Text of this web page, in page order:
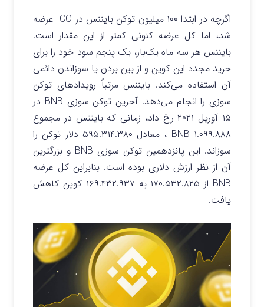
اگرچه در ابتدا ۱۰۰ میلیون توکن بایننس در ICO عرضه
شد، اما کل عرضه کنونی کمتر از این مقدار است.
بایننس هر سه ماه یک‌بار، یک پنجم سود خود را برای
خرید مجدد این کوین و از بین بردن یا سوزاندن دائمی
آن استفاده می‌کند. بایننس مرتباً رویدادهای توکن
سوزی را انجام می‌دهد. آخرین توکن سوزی BNB در
۱۵ آوریل ۲۰۲۱ رخ داد، زمانی که بایننس در مجموع
۱.۰۹۹.۸۸۸ BNB ، معادل ۵۹۵.۳۱۴.۳۸۰ دلار توکن را
سوزاند. این پانزدهمین توکن سوزی BNB و بزرگترین
آن از نظر ارزش دلاری بوده است. بنابراین کل عرضه
BNB از ۱۷۰.۵۳۲.۸۲۵ به ۱۶۹.۴۳۲.۹۳۷ کوین کاهش
یافت.